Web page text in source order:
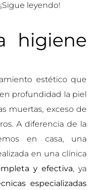
leyendo!
higiene
estético que
profundidad la piel
muertas, exceso de
A diferencia de la
en casa, una
en una clínica
y efectiva, ya
especializadas